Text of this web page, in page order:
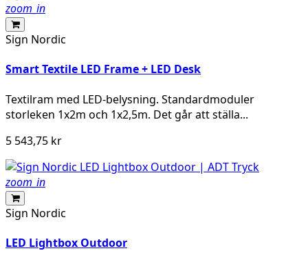
zoom_in
Sign Nordic
Smart Textile LED Frame + LED Desk
Textilram med LED-belysning. Standardmoduler
storleken 1x2m och 1x2,5m. Det går att ställa...
5 543,75 kr
zoom_in
Sign Nordic
LED Lightbox Outdoor